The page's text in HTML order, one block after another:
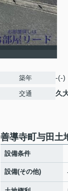
築年 -(-)
交通 久
善導寺町与田土
設備条件
設備(その他)